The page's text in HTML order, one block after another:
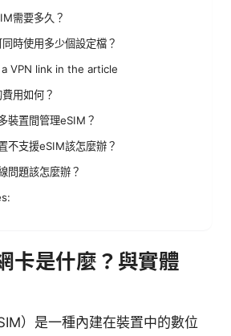
需要多久？
時使用多少個設定檔？
VPN link in the article
用如何？
裝置間管理eSIM？
不支援eSIM該怎麼辦？
問題該怎麼辦？
卡是什麼？與實體
）是一種內建在裝置中的數位